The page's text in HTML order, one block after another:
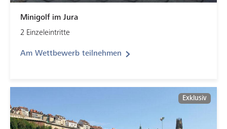
Minigolf im Jura
2 Einzeleintritte
Am Wettbewerb teilnehmen
Exklusiv